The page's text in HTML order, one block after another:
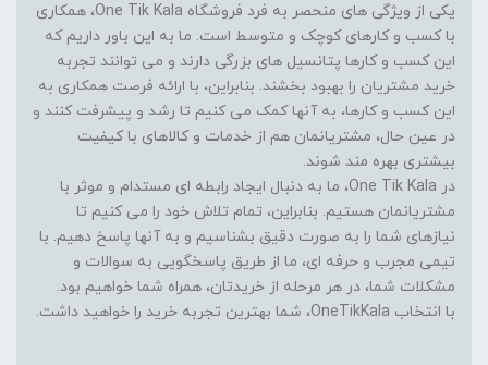
یکی از ویژگی های منحصر به فرد فروشگاه One Tik Kala، همکاری
با کسب و کارهای کوچک و متوسط است. ما به این باور داریم که
این کسب و کارها پتانسیل های بزرگی دارند و می توانند تجربه
خرید مشتریان را بهبود بخشند. بنابراین، با ارائه فرصت همکاری به
این کسب و کارها، به آنها کمک می کنیم تا رشد و پیشرفت کنند و
در عین حال، مشتریانمان هم از خدمات و کالاهای با کیفیت
بیشتری بهره مند شوند.
در One Tik Kala، ما به دنبال ایجاد رابطه ای مستدام و موثر با
مشتریانمان هستیم. بنابراین، تمام تلاش خود را می کنیم تا
نیازهای شما را به صورت دقیق بشناسیم و به آنها پاسخ دهیم. با
تیمی مجرب و حرفه ای، ما از طریق پاسخگویی به سوالات و
مشکلات شما، در هر مرحله از خریدتان، همراه شما خواهیم بود.
با انتخاب OneTikKala، شما بهترین تجربه خرید را خواهید داشت.